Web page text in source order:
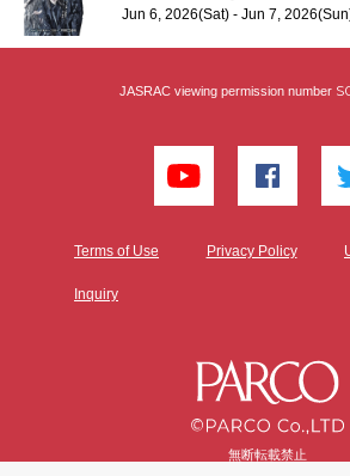
Jun 6, 2026(Sat) - Jun 7,
JASRAC viewing permission number
Terms of Use Privacy Policy
Inquiry
無断転載禁止